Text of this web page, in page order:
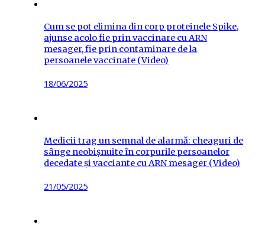
Cum se pot elimina din corp proteinele Spike,
ajunse acolo fie prin vaccinare cu ARN
mesager, fie prin contaminare de la
persoanele vaccinate (Video)
Posted
18/06/2025
Medicii trag un semnal de alarmă: cheaguri de
sânge neobișnuite în corpurile persoanelor
decedate și vacciante cu ARN mesager (Video)
Posted
21/05/2025